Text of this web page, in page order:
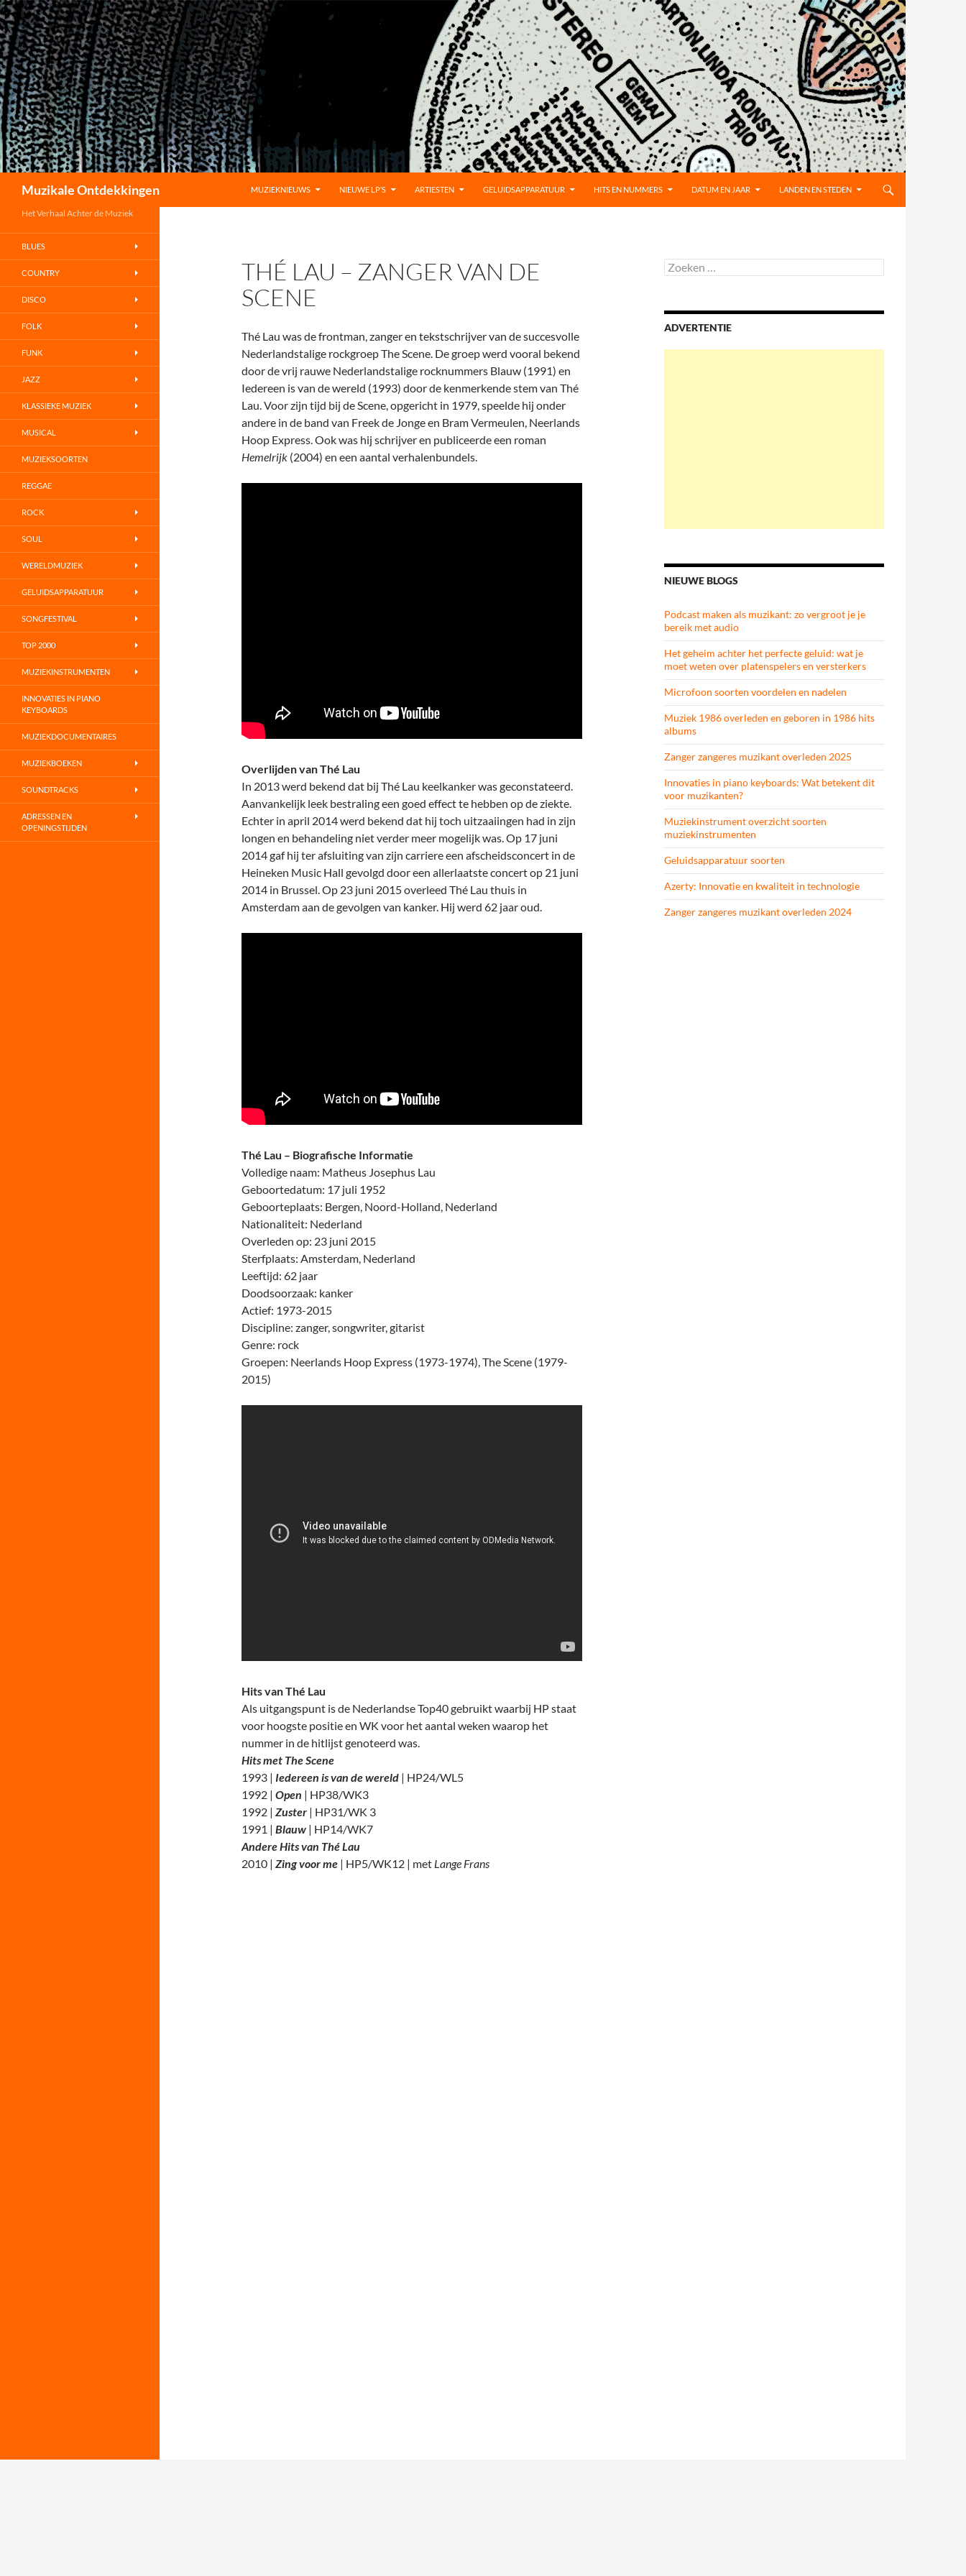
Muzikale Ontdekkingen
MUZIEKNIEUWS
NIEUWE LP’S ARTIESTEN GELUIDSAPPARATUUR HITS EN NUMMERS DATUM EN JAAR LANDEN EN STEDEN
THÉ LAU – ZANGER VAN DE
SCENE
Thé Lau was de frontman, zanger en tekstschrijver van de succesvolle
Nederlandstalige rockgroep The Scene. De groep werd vooral bekend
door de vrij rauwe Nederlandstalige rocknummers Blauw (1991) en
Iedereen is van de wereld (1993) door de kenmerkende stem van Thé
Lau. Voor zijn tijd bij de Scene, opgericht in 1979, speelde hij onder
andere in de band van Freek de Jonge en Bram Vermeulen, Neerlands
Hoop Express. Ook was hij schrijver en publiceerde een roman
Hemelrijk (2004) en een aantal verhalenbundels.
Overlijden van Thé Lau
In 2013 werd bekend dat bij Thé Lau keelkanker was geconstateerd.
Aanvankelijk leek bestraling een goed effect te hebben op de ziekte.
Echter in april 2014 werd bekend dat hij toch uitzaaiingen had in zijn
longen en behandeling niet verder meer mogelijk was. Op 17 juni
2014 gaf hij ter afsluiting van zijn carriere een afscheidsconcert in de
Heineken Music Hall gevolgd door een allerlaatste concert op 21 juni
2014 in Brussel. Op 23 juni 2015 overleed Thé Lau thuis in
Amsterdam aan de gevolgen van kanker. Hij werd 62 jaar oud.
Thé Lau – Biografische Informatie
Volledige naam: Matheus Josephus Lau
Geboortedatum: 17 juli 1952
Geboorteplaats: Bergen, Noord-Holland, Nederland
Nationaliteit: Nederland
Overleden op: 23 juni 2015
Sterfplaats: Amsterdam, Nederland
Leeftijd: 62 jaar
Doodsoorzaak: kanker
Actief: 1973-2015
Discipline: zanger, songwriter, gitarist
Genre: rock
Groepen: Neerlands Hoop Express (1973-1974), The Scene (1979-
2015)
Hits van Thé Lau
Als uitgangspunt is de Nederlandse Top40 gebruikt waarbij HP staat
voor hoogste positie en WK voor het aantal weken waarop het
nummer in de hitlijst genoteerd was.
Hits met The Scene
1993 | Iedereen is van de wereld | HP24/WL5
1992 | Open | HP38/WK3
1992 | Zuster | HP31/WK 3
1991 | Blauw | HP14/WK7
Andere Hits van Thé Lau
2010 | Zing voor me | HP5/WK12 | met Lange Frans
Zoeken
naar:
ADVERTENTIE
NIEUWE BLOGS
Podcast maken als muzikant: zo vergroot je je
bereik met audio
Het geheim achter het perfecte geluid: wat je
moet weten over platenspelers en versterkers
Microfoon soorten voordelen en nadelen
Muziek 1986 overleden en geboren in 1986 hits
albums
Zanger zangeres muzikant overleden 2025
Innovaties in piano keyboards: Wat betekent dit
voor muzikanten?
Muziekinstrument overzicht soorten
muziekinstrumenten
Geluidsapparatuur soorten
Azerty: Innovatie en kwaliteit in technologie
Zanger zangeres muzikant overleden 2024
Het Verhaal Achter de Muziek
BLUES
COUNTRY
DISCO
FOLK
FUNK
JAZZ
KLASSIEKE MUZIEK
MUSICAL
MUZIEKSOORTEN
REGGAE
ROCK
SOUL
WERELDMUZIEK
GELUIDSAPPARATUUR
SONGFESTIVAL
TOP 2000
MUZIEKINSTRUMENTEN
INNOVATIES IN PIANO
KEYBOARDS
MUZIEKDOCUMENTAIRES
MUZIEKBOEKEN
SOUNDTRACKS
ADRESSEN EN
OPENINGSTIJDEN